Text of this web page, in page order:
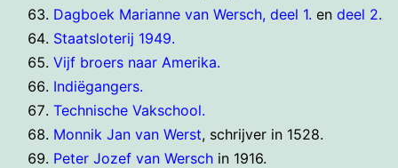
Dagboek Marianne van Wersch, deel 1. en deel 2.
Staatsloterij 1949.
Vijf broers naar Amerika.
Indiëgangers.
Technische Vakschool.
Monnik Jan van Werst, schrijver in 1528.
Peter Jozef van Wersch in 1916.